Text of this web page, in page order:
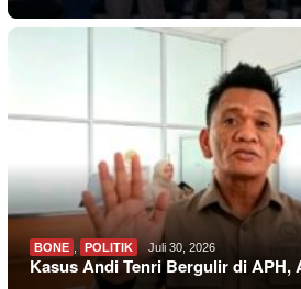
BONE POLITIK Juli 30, 2026
Kasus Andi Tenri Bergulir di